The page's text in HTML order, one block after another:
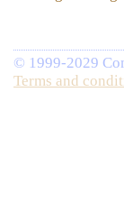
© 1999-2029
Terms and